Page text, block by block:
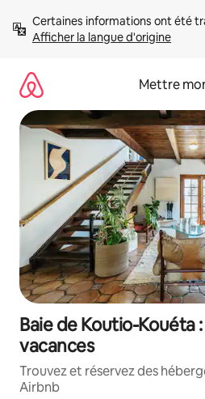
directement
Afficher la langue d'origine
Mettre
Baie de Koutio-Kouéta
vacances
Trouvez et réservez des
Airbnb